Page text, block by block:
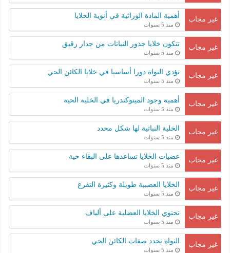
غير مجاب أهمية المادة الوراثية في أنوية الخلايا
منذ 5 سنوات
غير مجاب تتكون خلايا جذور النباتات من جدار رقيق
منذ 5 سنوات
غير مجاب تؤدي النواة دورا أساسيا في خلايا الكائن الحي
منذ 5 سنوات
غير مجاب أهمية وجود الميتوكندريا في الخلية الحية
منذ 5 سنوات
غير مجاب الخلية النباتية لها شكل محدد
منذ 5 سنوات
غير مجاب عضيات الخلايا تساعدها على البقاء حية
منذ 5 سنوات
غير مجاب الخلايا العصبية طويلة وكثيرة التفرع
منذ 5 سنوات
غير مجاب تحتوي الخلايا العضلية على ألياف
منذ 5 سنوات
غير مجاب النواة تحدد صفات الكائن الحي
منذ 5 سنوات